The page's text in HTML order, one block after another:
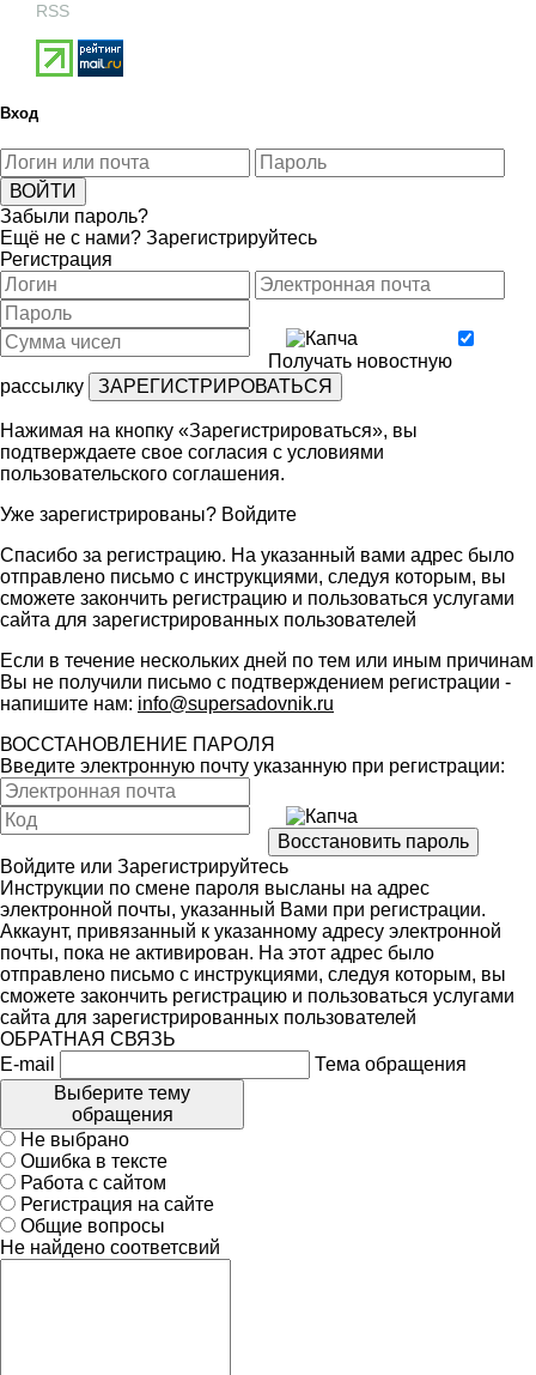
RSS
Вход
Забыли пароль?
Ещё не с нами? Зарегистрируйтесь
Регистрация
Получать новостную
рассылку
Нажимая на кнопку «Зарегистрироваться», вы
подтверждаете свое согласия с условиями
пользовательского соглашения.
Уже зарегистрированы? Войдите
Спасибо за регистрацию. На указанный вами адрес было
отправлено письмо с инструкциями, следуя которым, вы
сможете закончить регистрацию и пользоваться услугами
сайта для зарегистрированных пользователей
Если в течение нескольких дней по тем или иным причинам
Вы не получили письмо с подтверждением регистрации -
напишите нам: info@supersadovnik.ru
ВОССТАНОВЛЕНИЕ ПАРОЛЯ
Введите электронную почту указанную при регистрации:
Войдите или Зарегистрируйтесь
Инструкции по смене пароля высланы на адрес
электронной почты, указанный Вами при регистрации.
Аккаунт, привязанный к указанному адресу электронной
почты, пока не активирован. На этот адрес было
отправлено письмо с инструкциями, следуя которым, вы
сможете закончить регистрацию и пользоваться услугами
сайта для зарегистрированных пользователей
ОБРАТНАЯ СВЯЗЬ
E-mail
Тема обращения
Выберите тему
обращения
Не выбрано
Ошибка в тексте
Работа с сайтом
Регистрация на сайте
Общие вопросы
Не найдено соответсвий